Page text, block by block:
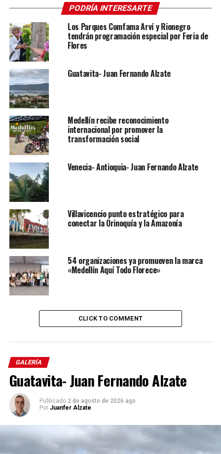
PODRÍA INTERESARTE
Los Parques Comfama Arví y Rionegro
tendrán programación especial por Feria de
Flores
Guatavita- Juan Fernando Alzate
Medellín recibe reconocimiento
internacional por promover la
transformación social
Venecia- Antioquia- Juan Fernando Alzate
Villavicencio punto estratégico para
conectar la Orinoquía y la Amazonía
54 organizaciones ya promueven la marca
«Medellín Aquí Todo Florece»
CLICK TO COMMENT
GALERÍA
Guatavita- Juan Fernando Alzate
Publicado 2 de agosto de 2026 ago
Por Juanfer Alzate